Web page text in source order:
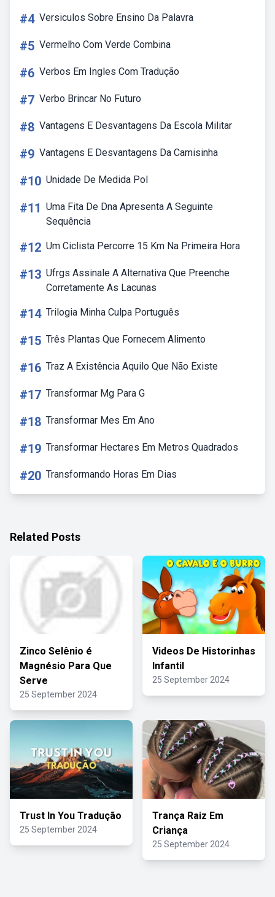
#4 Versiculos Sobre Ensino Da Palavra
#5 Vermelho Com Verde Combina
#6 Verbos Em Ingles Com Tradução
#7 Verbo Brincar No Futuro
#8 Vantagens E Desvantagens Da Escola Militar
#9 Vantagens E Desvantagens Da Camisinha
#10 Unidade De Medida Pol
#11 Uma Fita De Dna Apresenta A Seguinte
Sequência
#12 Um Ciclista Percorre 15 Km Na Primeira Hora
#13 Ufrgs Assinale A Alternativa Que Preenche
Corretamente As Lacunas
#14 Trilogia Minha Culpa Português
#15 Três Plantas Que Fornecem Alimento
#16 Traz A Existência Aquilo Que Não Existe
#17 Transformar Mg Para G
#18 Transformar Mes Em Ano
#19 Transformar Hectares Em Metros Quadrados
#20 Transformando Horas Em Dias
Related Posts
Zinco Selênio é
Magnésio Para Que
Serve
25 September 2024
Videos De Historinhas
Infantil
25 September 2024
Trust In You Tradução
25 September 2024
Trança Raiz Em
Criança
25 September 2024